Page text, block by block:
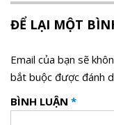
ĐỂ LẠI MỘT
Email của bạn sẽ
bắt buộc được đánh
BÌNH LUẬN *